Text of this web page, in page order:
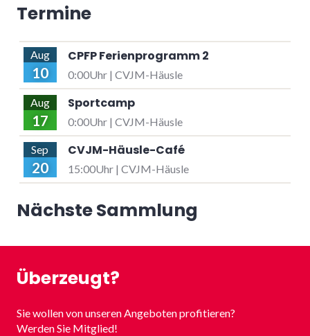
Termine
Aug
10
CPFP Ferienprogramm 2
0:00Uhr | CVJM-Häusle
Aug
17
Sportcamp
0:00Uhr | CVJM-Häusle
Sep
20
CVJM-Häusle-Café
15:00Uhr | CVJM-Häusle
Nächste Sammlung
Überzeugt?
Sie wollen von unseren Angeboten profitieren?
Werden Sie Mitglied!